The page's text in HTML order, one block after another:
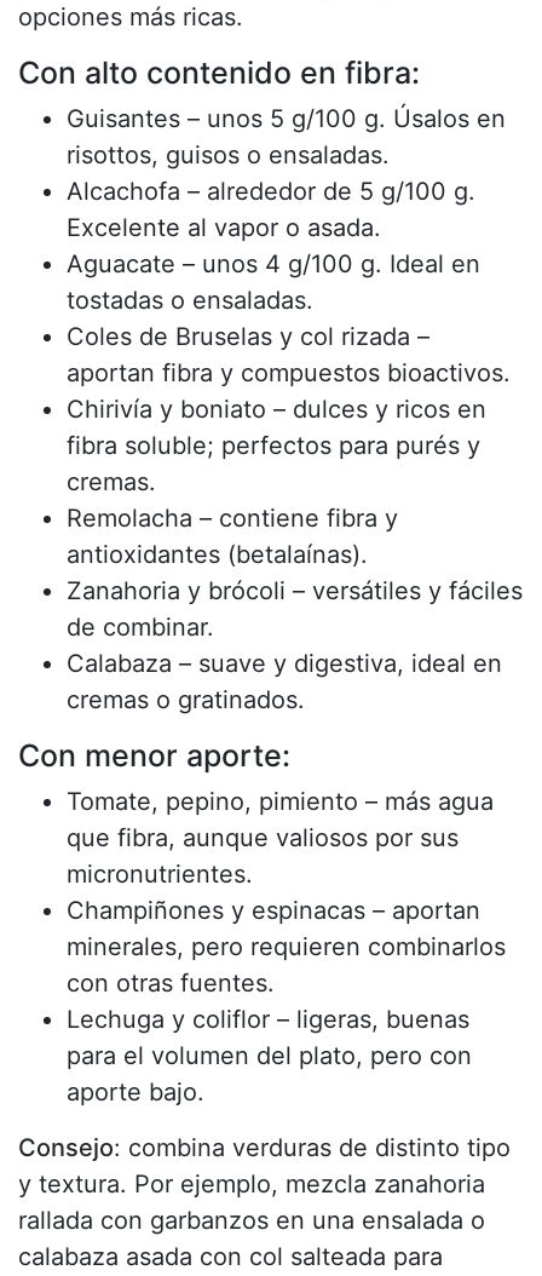
opciones más ricas.
Con alto contenido en fibra:
Guisantes – unos 5 g/100 g. Úsalos en
risottos, guisos o ensaladas.
Alcachofa – alrededor de 5 g/100 g.
Excelente al vapor o asada.
Aguacate – unos 4 g/100 g. Ideal en
tostadas o ensaladas.
Coles de Bruselas y col rizada –
aportan fibra y compuestos bioactivos.
Chirivía y boniato – dulces y ricos en
fibra soluble; perfectos para purés y
cremas.
Remolacha – contiene fibra y
antioxidantes (betalaínas).
Zanahoria y brócoli – versátiles y fáciles
de combinar.
Calabaza – suave y digestiva, ideal en
cremas o gratinados.
Con menor aporte:
Tomate, pepino, pimiento – más agua
que fibra, aunque valiosos por sus
micronutrientes.
Champiñones y espinacas – aportan
minerales, pero requieren combinarlos
con otras fuentes.
Lechuga y coliflor – ligeras, buenas
para el volumen del plato, pero con
aporte bajo.
Consejo: combina verduras de distinto tipo
y textura. Por ejemplo, mezcla zanahoria
rallada con garbanzos en una ensalada o
calabaza asada con col salteada para